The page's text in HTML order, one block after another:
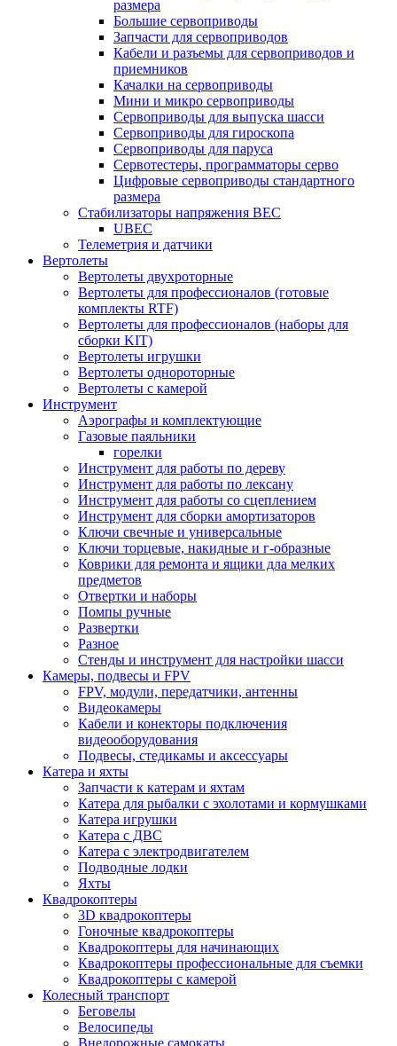
размера
Большие сервоприводы
Запчасти для сервоприводов
Кабели и разъемы для сервоприводов и
приемников
Качалки на сервоприводы
Мини и микро сервоприводы
Сервоприводы для выпуска шасси
Сервоприводы для гироскопа
Сервоприводы для паруса
Сервотестеры, программаторы серво
Цифровые сервоприводы стандартного
размера
Стабилизаторы напряжения BEC
UBEC
Телеметрия и датчики
Вертолеты
Вертолеты двухроторные
Вертолеты для профессионалов (готовые
комплекты RTF)
Вертолеты для профессионалов (наборы для
сборки KIT)
Вертолеты игрушки
Вертолеты однороторные
Вертолеты с камерой
Инструмент
Аэрографы и комплектующие
Газовые паяльники
горелки
Инструмент для работы по дереву
Инструмент для работы по лексану
Инструмент для работы со сцеплением
Инструмент для сборки амортизаторов
Ключи свечные и универсальные
Ключи торцевые, накидные и г-образные
Коврики для ремонта и ящики дла мелких
предметов
Отвертки и наборы
Помпы ручные
Развертки
Разное
Стенды и инструмент для настройки шасси
Камеры, подвесы и FPV
FPV, модули, передатчики, антенны
Видеокамеры
Кабели и конекторы подключения
видеооборудования
Подвесы, стедикамы и аксессуары
Катера и яхты
Запчасти к катерам и яхтам
Катера для рыбалки с эхолотами и кормушками
Катера игрушки
Катера с ДВС
Катера с электродвигателем
Подводные лодки
Яхты
Квадрокоптеры
3D квадрокоптеры
Гоночные квадрокоптеры
Квадрокоптеры для начинающих
Квадрокоптеры профессиональные для съемки
Квадрокоптеры с камерой
Колесный транспорт
Беговелы
Велосипеды
Внедорожные самокаты